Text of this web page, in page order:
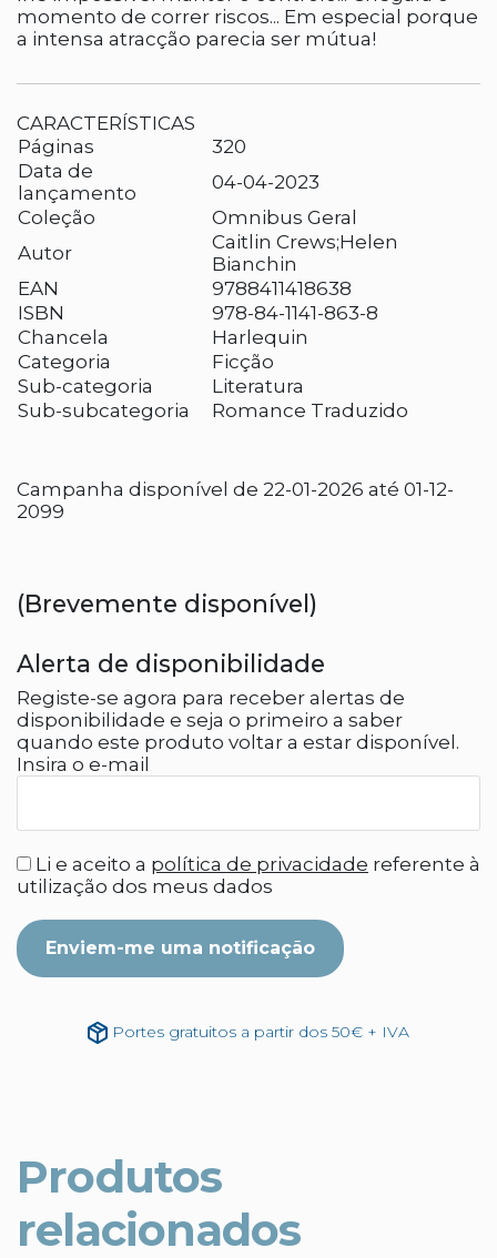
momento de correr riscos... Em especial porque
a intensa atracção parecia ser mútua!
CARACTERÍSTICAS
Páginas
320
Data de
lançamento
04-04-2023
Coleção
Omnibus Geral
Autor
Caitlin Crews;Helen
Bianchin
EAN
9788411418638
ISBN
978-84-1141-863-8
Chancela
Harlequin
Categoria
Ficção
Sub-categoria
Literatura
Sub-subcategoria
Romance Traduzido
Campanha disponível de 22-01-2026 até 01-12-
2099
(Brevemente disponível)
Alerta de disponibilidade
Registe-se agora para receber alertas de
disponibilidade e seja o primeiro a saber
quando este produto voltar a estar disponível.
Insira o e-mail
Li e aceito a política de privacidade referente à
utilização dos meus dados
Enviem-me uma notificação
Portes gratuitos a partir dos 50€ + IVA
Produtos
relacionados